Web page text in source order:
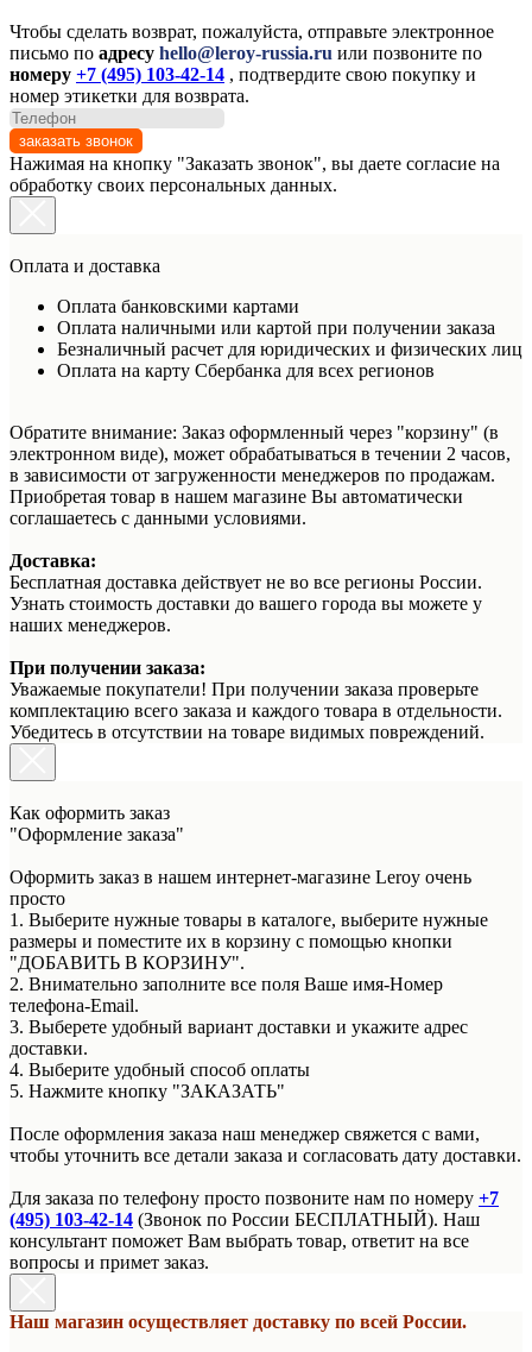
Чтобы сделать возврат, пожалуйста, отправьте электронное
письмо по адресу hello@leroy-russia.ru или позвоните по
номеру +7 (495) 103-42-14 , подтвердите свою покупку и
номер этикетки для возврата.
заказать звонок
Нажимая на кнопку "Заказать звонок", вы даете согласие на
обработку своих персональных данных.
Оплата и доставка
Оплата банковскими картами
Оплата наличными или картой при получении заказа
Безналичный расчет для юридических и физических лиц
Оплата на карту Сбербанка для всех регионов
Обратите внимание: Заказ оформленный через "корзину" (в
электронном виде), может обрабатываться в течении 2 часов,
в зависимости от загруженности менеджеров по продажам.
Приобретая товар в нашем магазине Вы автоматически
соглашаетесь с данными условиями.
Доставка:
Бесплатная доставка действует не во все регионы России.
Узнать стоимость доставки до вашего города вы можете у
наших менеджеров.
При получении заказа:
Уважаемые покупатели! При получении заказа проверьте
комплектацию всего заказа и каждого товара в отдельности.
Убедитесь в отсутствии на товаре видимых повреждений.
Как оформить заказ
"Оформление заказа"
Оформить заказ в нашем интернет-магазине Leroy очень
просто
1. Выберите нужные товары в каталоге, выберите нужные
размеры и поместите их в корзину с помощью кнопки
"ДОБАВИТЬ В КОРЗИНУ".
2. Внимательно заполните все поля Ваше имя-Номер
телефона-Email.
3. Выберете удобный вариант доставки и укажите адрес
доставки.
4. Выберите удобный способ оплаты
5. Нажмите кнопку "ЗАКАЗАТЬ"
После оформления заказа наш менеджер свяжется с вами,
чтобы уточнить все детали заказа и согласовать дату доставки.
Для заказа по телефону просто позвоните нам по номеру +7
(495) 103-42-14 (Звонок по России БЕСПЛАТНЫЙ). Наш
консультант поможет Вам выбрать товар, ответит на все
вопросы и примет заказ.
Наш магазин осуществляет доставку по всей России.